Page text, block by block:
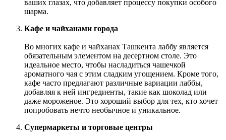
ваших глазах, что добавляет процессу покупки особого
шарма.
Кафе и чайханами города
Во многих кафе и чайханах Ташкента лаббу является
обязательным элементом на десертном столе. Это
идеальное место, чтобы насладиться чашечкой
ароматного чая с этим сладким угощением. Кроме того,
кафе часто предлагают различные вариации лаббы,
добавляя к ней ингредиенты, такие как шоколад или
даже мороженое. Это хороший выбор для тех, кто хочет
попробовать нечто необычное и уникальное.
Супермаркеты и торговые центры